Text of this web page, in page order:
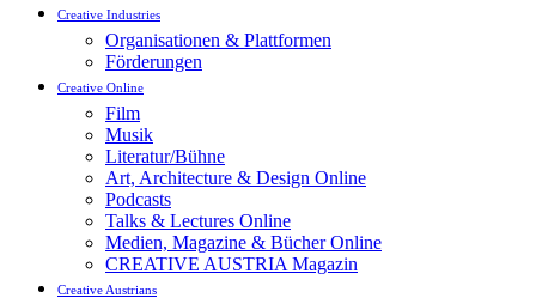
Creative Industries
Organisationen & Plattformen
Förderungen
Creative Online
Film
Musik
Literatur/Bühne
Art, Architecture & Design Online
Podcasts
Talks & Lectures Online
Medien, Magazine & Bücher Online
CREATIVE AUSTRIA Magazin
Creative Austrians